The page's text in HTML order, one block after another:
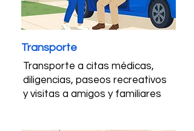
Transporte
Transporte a citas médicas,
diligencias, paseos recreativos
y visitas a amigos y familiares